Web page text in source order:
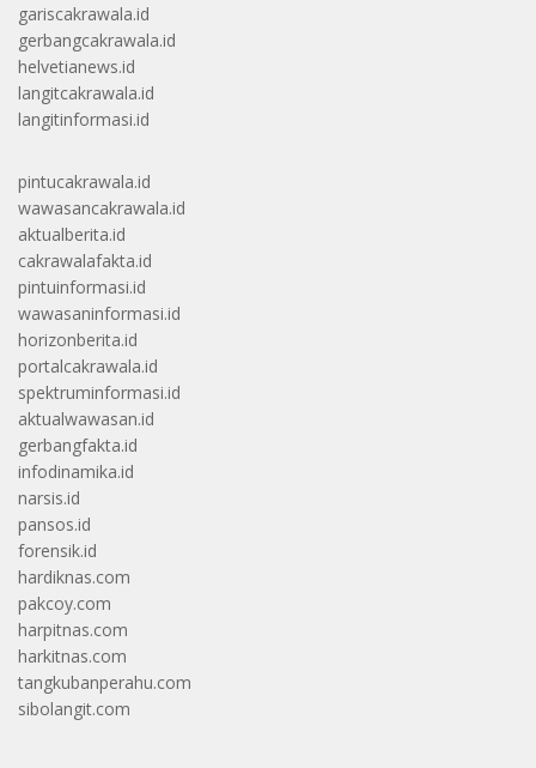
gariscakrawala.id
gerbangcakrawala.id
helvetianews.id
langitcakrawala.id
langitinformasi.id
pintucakrawala.id
wawasancakrawala.id
aktualberita.id
cakrawalafakta.id
pintuinformasi.id
wawasaninformasi.id
horizonberita.id
portalcakrawala.id
spektruminformasi.id
aktualwawasan.id
gerbangfakta.id
infodinamika.id
narsis.id
pansos.id
forensik.id
hardiknas.com
pakcoy.com
harpitnas.com
harkitnas.com
tangkubanperahu.com
sibolangit.com